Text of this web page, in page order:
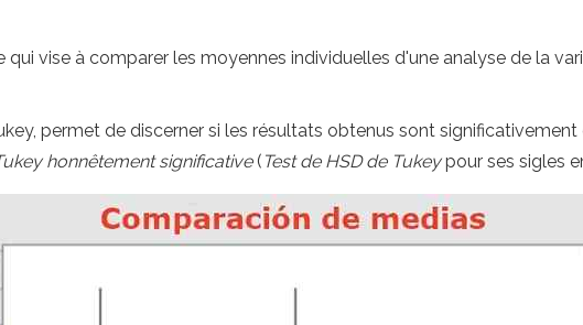
vise à comparer les moyennes individuelles d'une analyse de la
permet de discerner si les résultats obtenus sont
honnêtement significative( Test de HSD de Tukeypour ses sigles